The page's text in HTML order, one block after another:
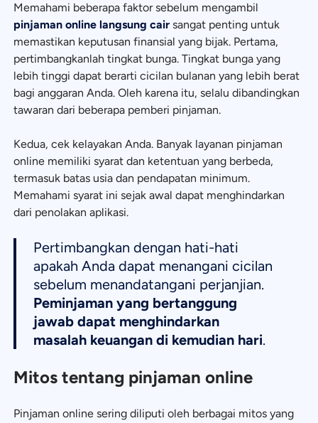
Memahami beberapa faktor sebelum mengambil
pinjaman online langsung cair sangat penting untuk
memastikan keputusan finansial yang bijak. Pertama,
pertimbangkanlah tingkat bunga. Tingkat bunga yang
lebih tinggi dapat berarti cicilan bulanan yang lebih berat
bagi anggaran Anda. Oleh karena itu, selalu dibandingkan
tawaran dari beberapa pemberi pinjaman.
Kedua, cek kelayakan Anda. Banyak layanan pinjaman
online memiliki syarat dan ketentuan yang berbeda,
termasuk batas usia dan pendapatan minimum.
Memahami syarat ini sejak awal dapat menghindarkan
dari penolakan aplikasi.
Pertimbangkan dengan hati-hati
apakah Anda dapat menangani cicilan
sebelum menandatangani perjanjian.
Peminjaman yang bertanggung
jawab dapat menghindarkan
masalah keuangan di kemudian hari.
Mitos tentang pinjaman online
Pinjaman online sering diliputi oleh berbagai mitos yang